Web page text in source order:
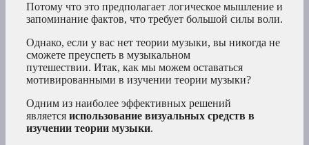
Потому что это предполагает логическое мышление и
запоминание фактов, что требует большой силы воли.
Однако, если у вас нет теории музыки, вы никогда не
сможете преуспеть в музыкальном
путешествии. Итак, как мы можем оставаться
мотивированными в изучении теории музыки?
Одним из наиболее эффективных решений
является использование визуальных средств в
изучении теории музыки.